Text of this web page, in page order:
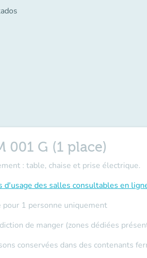
001 G (1 place)
: table, chaise et prise électrique.
d'usage des salles consultables en
pour 1 personne uniquement
de manger (zones dédiées
conservées dans des contenants